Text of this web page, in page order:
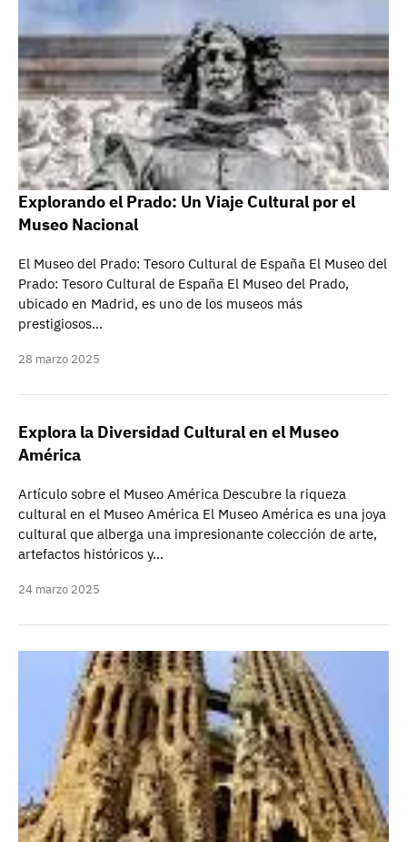
Explorando el Prado: Un Viaje Cultural por el
Museo Nacional
El Museo del Prado: Tesoro Cultural de España El Museo del
Prado: Tesoro Cultural de España El Museo del Prado,
ubicado en Madrid, es uno de los museos más
prestigiosos…
28 marzo 2025
Explora la Diversidad Cultural en el Museo
América
Artículo sobre el Museo América Descubre la riqueza
cultural en el Museo América El Museo América es una joya
cultural que alberga una impresionante colección de arte,
artefactos históricos y…
24 marzo 2025